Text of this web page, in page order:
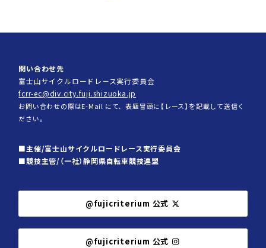
問い合わせ先
富士山サイクルロードレース実行委員会
fcrr-ec@div.city.fuji.shizuoka.jp
お問い合わせの際はE-Mail にて、表題冒頭に【レース】を記載して送信く
ださい。
主催/富士山サイクルロードレース実行委員会
競技主管/（一社）静岡県自転車競技連盟
@fujicriterium 公式
@fujicriterium 公式